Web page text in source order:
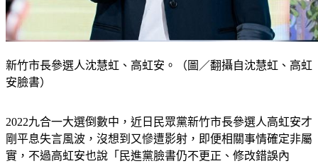
新竹市長參選人沈慧虹、高虹安。（圖／翻攝自沈慧虹、高虹
安臉書）
2022九合一大選倒數中，近日民眾黨新竹市長參選人高虹安才
剛平息失言風波，沒想到又慘遭影射，即便相關事情確定非屬
實，不過高虹安也說「民進黨臉書仍不更正、修改錯誤內